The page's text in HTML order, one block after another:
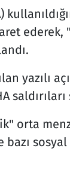
ederek,
yazılı
saldırıları
orta
sosyal